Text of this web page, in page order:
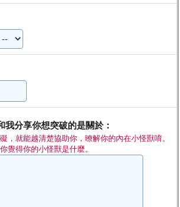
我分享你想突破的是關於：
，就能越清楚協助你，暸解你的內在小怪獸唷。
覺得你的小怪獸是什麼。